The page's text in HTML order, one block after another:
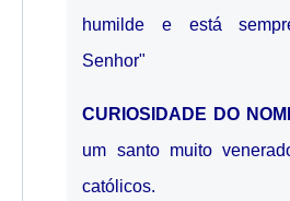
humilde e está
Senhor"
CURIOSIDADE DO
um santo muito
católicos.